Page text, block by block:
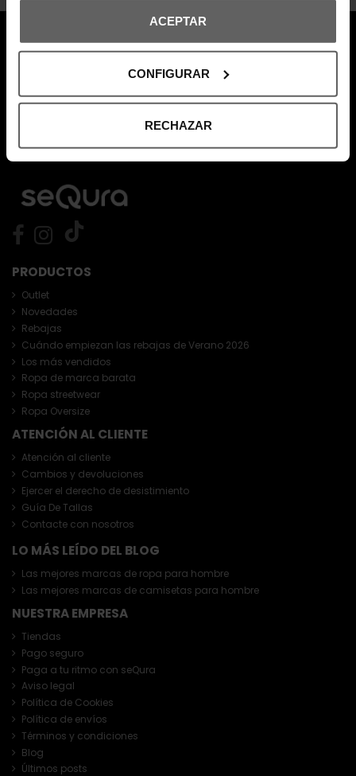
ACEPTAR
CONFIGURAR
RECHAZAR
PRODUCTOS
Outlet
Novedades
Rebajas
Cuándo empiezan las rebajas de Verano 2026
Los más vendidos
Ropa de marca barata
Ropa streetwear
Ropa Oversize
ATENCIÓN AL CLIENTE
Atención al cliente
Cambios y devoluciones
Ejercer el derecho de desistimiento
Guía De Tallas
Contacte con nosotros
LO MÁS LEÍDO DEL BLOG
Las mejores marcas de ropa para hombre
Las mejores marcas de camisetas para hombre
NUESTRA EMPRESA
Tiendas
Pago seguro
Paga a tu ritmo con seQura
Aviso legal
Política de Cookies
Política de envíos
Términos y condiciones
Blog
Últimos posts